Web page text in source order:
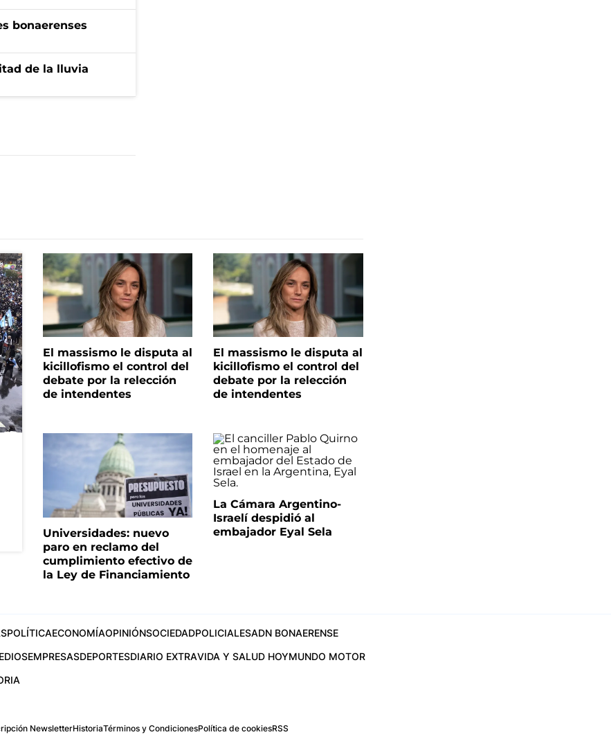
bonaerenses
de la lluvia
El massismo le disputa al
kicillofismo el control del
debate por la relección
de intendentes
El massismo le disputa al
kicillofismo el control del
debate por la relección
de intendentes
Universidades: nuevo
paro en reclamo del
cumplimiento efectivo de
la Ley de Financiamiento
La Cámara Argentino-
Israelí despidió al
embajador Eyal Sela
POLÍTICAECONOMÍAOPINIÓNSOCIEDADPOLICIALESADN BONAERENSE
EMPRESASDEPORTESDIARIO EXTRAVIDA Y SALUD HOYMUNDO MOTOR
NewsletterHistoriaTérminos y CondicionesPolítica de cookiesRSS